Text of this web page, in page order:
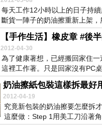
每天工作12小時以上的日子持
斷貨一陣子的奶油擦重新上架
道...
【手作生活】橡皮章 #後
2012-04-30
為了健康著想，已經搬回家住
這裡工作著。只是回家沒有PC
奶油擦紙包裝這樣拆最好
2012-04-19
究竟新包裝的奶油擦要怎麼拆
這麼做：Step 1用美工刀沿著角